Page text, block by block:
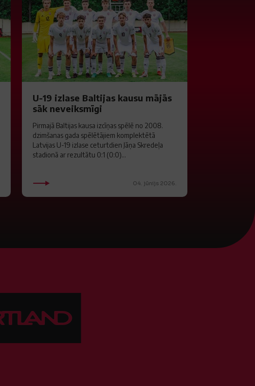
U-19 izlase Baltijas kausu mājās
sāk neveiksmīgi
Pirmajā Baltijas kausa izcīņas spēlē no 2008.
dzimšanas gada spēlētājiem komplektētā
Latvijas U-19 izlase ceturtdien Jāņa Skredeļa
stadionā ar rezultātu 0:1 (0:0)...
04. jūnijs 2026.